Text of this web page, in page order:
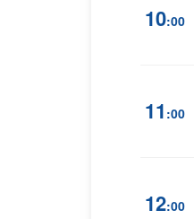
10:00
11 :00
12:00